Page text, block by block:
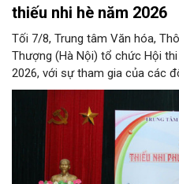
thiếu nhi hè năm 2026
Tối 7/8, Trung tâm Văn hóa,
Thượng (Hà Nội) tổ chức Hội
2026, với sự tham gia của các
phố trên địa bàn.